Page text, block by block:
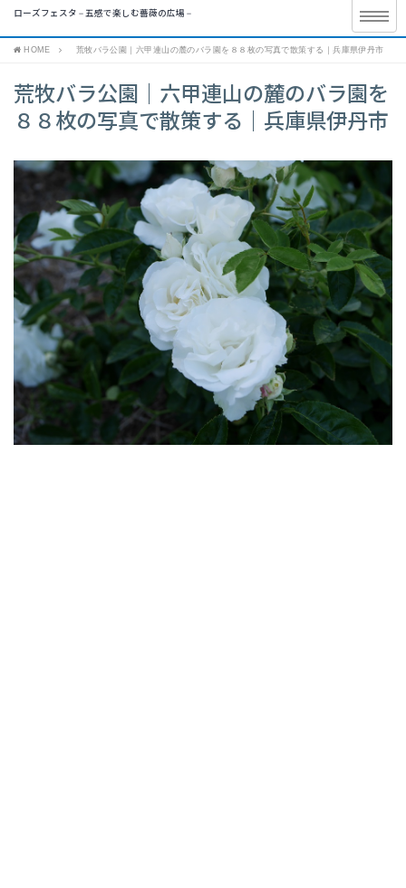
ローズフェスタ – 五感で楽しむ薔薇の広場 –
HOME 荒牧バラ公園｜六甲連山の麓のバラ園を８８枚の写真で散策する｜兵庫県伊丹市
荒牧バラ公園｜六甲連山の麓のバラ園を
８８枚の写真で散策する｜兵庫県伊丹市